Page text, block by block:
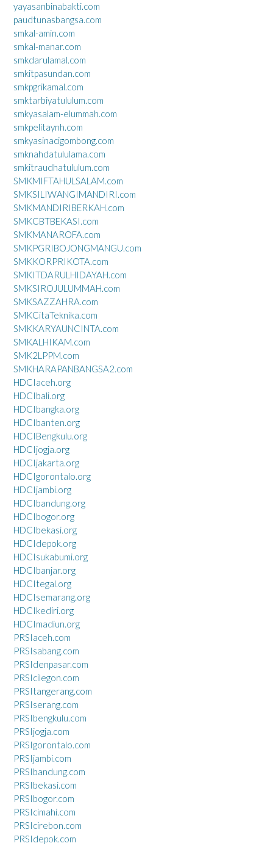
yayasanbinabakti.com
paudtunasbangsa.com
smkal-amin.com
smkal-manar.com
smkdarulamal.com
smkitpasundan.com
smkpgrikamal.com
smktarbiyatululum.com
smkyasalam-elummah.com
smkpelitaynh.com
smkyasinacigombong.com
smknahdatululama.com
smkitraudhatululum.com
SMKMIFTAHULSALAM.com
SMKSILIWANGIMANDIRI.com
SMKMANDIRIBERKAH.com
SMKCBTBEKASI.com
SMKMANAROFA.com
SMKPGRIBOJONGMANGU.com
SMKKORPRIKOTA.com
SMKITDARULHIDAYAH.com
SMKSIROJULUMMAH.com
SMKSAZZAHRA.com
SMKCitaTeknika.com
SMKKARYAUNCINTA.com
SMKALHIKAM.com
SMK2LPPM.com
SMKHARAPANBANGSA2.com
HDCIaceh.org
HDCIbali.org
HDCIbangka.org
HDCIbanten.org
HDCIBengkulu.org
HDCIjogja.org
HDCIjakarta.org
HDCIgorontalo.org
HDCIjambi.org
HDCIbandung.org
HDCIbogor.org
HDCIbekasi.org
HDCIdepok.org
HDCIsukabumi.org
HDCIbanjar.org
HDCItegal.org
HDCIsemarang.org
HDCIkediri.org
HDCImadiun.org
PRSIaceh.com
PRSIsabang.com
PRSIdenpasar.com
PRSIcilegon.com
PRSItangerang.com
PRSIserang.com
PRSIbengkulu.com
PRSIjogja.com
PRSIgorontalo.com
PRSIjambi.com
PRSIbandung.com
PRSIbekasi.com
PRSIbogor.com
PRSIcimahi.com
PRSIcirebon.com
PRSIdepok.com